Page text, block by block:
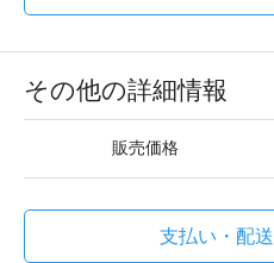
その他の詳細情報
販売価格
支払い・配